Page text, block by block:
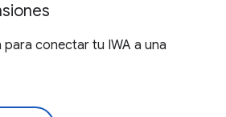
conectar tu IWA a una